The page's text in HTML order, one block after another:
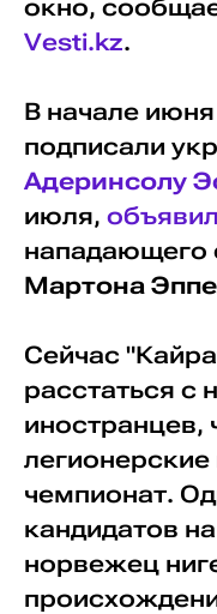
окно,
Vesti.kz.
В начале
подписали
Адеринсолу
июля,
нападающего
Мартона
Сейчас
расстаться с
иностранцев,
чемпионат.
кандидатов
норвежец